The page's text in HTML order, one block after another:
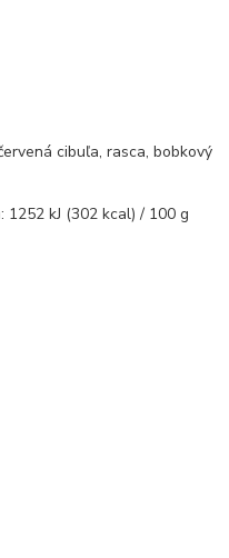
cibuľa, rasca, bobkový
kJ (302 kcal) / 100 g